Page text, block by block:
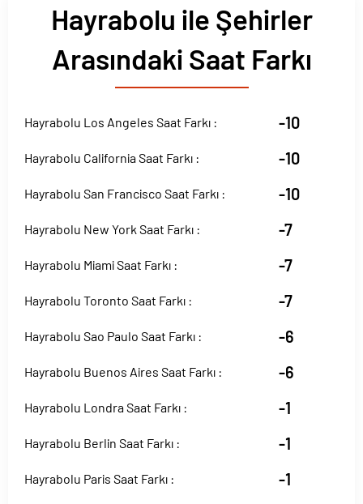
Hayrabolu ile Şehirler
Arasındaki Saat Farkı
Hayrabolu Los Angeles Saat Farkı : -10
Hayrabolu California Saat Farkı : -10
Hayrabolu San Francisco Saat Farkı : -10
Hayrabolu New York Saat Farkı : -7
Hayrabolu Miami Saat Farkı : -7
Hayrabolu Toronto Saat Farkı : -7
Hayrabolu Sao Paulo Saat Farkı : -6
Hayrabolu Buenos Aires Saat Farkı : -6
Hayrabolu Londra Saat Farkı : -1
Hayrabolu Berlin Saat Farkı : -1
Hayrabolu Paris Saat Farkı : -1